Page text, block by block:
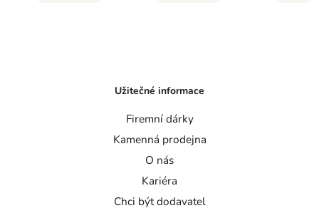
Užitečné informace
Firemní dárky
Kamenná prodejna
O nás
Kariéra
Chci být dodavatel